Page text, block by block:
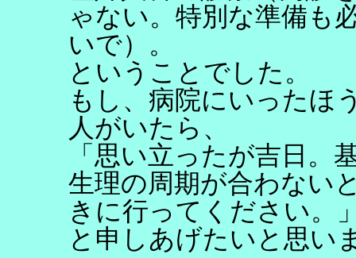
ゃない。特別な準備も
いで）。
ということでした。
もし、病院にいったほ
人がいたら、
「思い立ったが吉日。
生理の周期が合わない
きに行ってください。
と申しあげたいと思い